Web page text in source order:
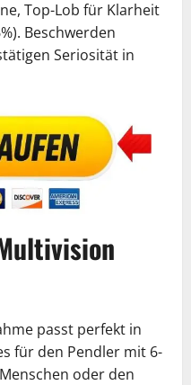
Top-Lob für Klarheit
Beschwerden
Seriosität in
passt perfekt in
für den Pendler mit 6-
oder den